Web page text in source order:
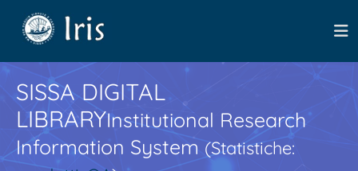
SISSA DIGITAL
LIBRARYInstitutional Research
Information System(Statistiche: